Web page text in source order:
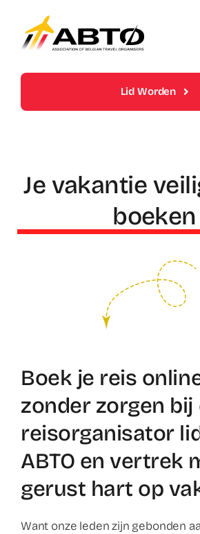
content
Over Abto
Lidmaatschappen
Trends En Evoluties Van De
ABC Van De Toeristische
Nederlands
Lid Worden
Je vakantie
boeken
Boek je reis
zonder zorgen bij
reisorganisator
ABTO en vertrek
gerust hart op
Want onze leden zijn gebonden